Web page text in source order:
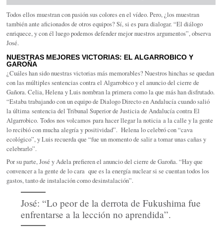
Todos ellos muestran con pasión sus colores en el vídeo. Pero, ¿los muestran
también ante aficionados de otros equipos? Sí, si es para dialogar. “El diálogo
enriquece, y con él luego podemos defender mejor nuestros argumentos”, observa
José.
NUESTRAS MEJORES VICTORIAS: EL ALGARROBICO Y
GAROÑA
¿Cuáles han sido nuestras victorias más memorables? Nuestros hinchas se quedan
con las múltiples sentencias contra el Algarrobico y el anuncio del cierre de
Gañora. Celia, Helena y Luis nombran la primera como la que más han disfrutado.
“Estaba trabajando con un equipo de Dialogo Directo en Andalucía cuando salió
la última sentencia del Tribunal Superior de Justicia de Andalucía contra El
Algarrobico. Todos nos volcamos para hacer llegar la noticia a la calle y la gente
lo recibió con mucha alegría y positividad”. Helena lo celebró con “cava
ecológico”, y Luis recuerda que “fue un momento de salir a tomar unas cañas y
celebrarlo”.
Por su parte, José y Adela prefieren el anuncio del cierre de Garoña. “Hay que
convencer a la gente de lo cara que es la energía nuclear si se cuentan todos los
gastos, tanto de instalación como desinstalación”.
José: “Lo peor de la derrota de Fukushima fue
enfrentarse a la lección no aprendida”.